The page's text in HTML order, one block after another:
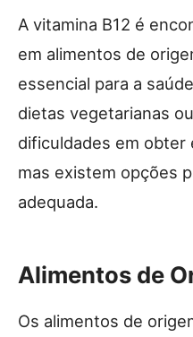
A vitamina B12 é
em alimentos de
essencial para a
dietas vegetarianas
dificuldades em obter
mas existem opções
adequada.
Alimentos de
Os alimentos de